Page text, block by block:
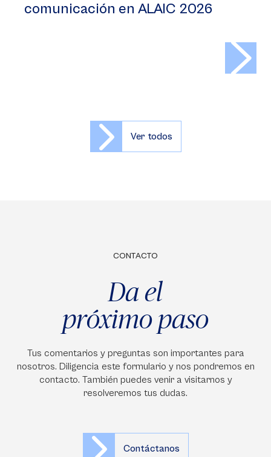
comunicación en ALAIC 2026
Ver todos
CONTACTO
Da el
próximo paso
Tus comentarios y preguntas son importantes para
nosotros. Diligencia este formulario y nos pondremos en
contacto. También puedes venir a visitarnos y
resolveremos tus dudas.
Contáctanos